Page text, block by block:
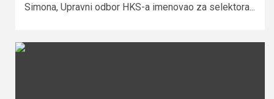
Simona, Upravni odbor HKS-a imenovao za selektora...